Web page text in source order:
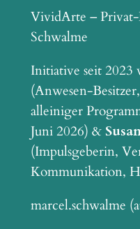
VividArte –
Schwalme
Initiative seit 2023
(Anwesen-
alleiniger
Juni 2026) &
(Impulsgeberin,
Kommunikation,
marcel.schwalme